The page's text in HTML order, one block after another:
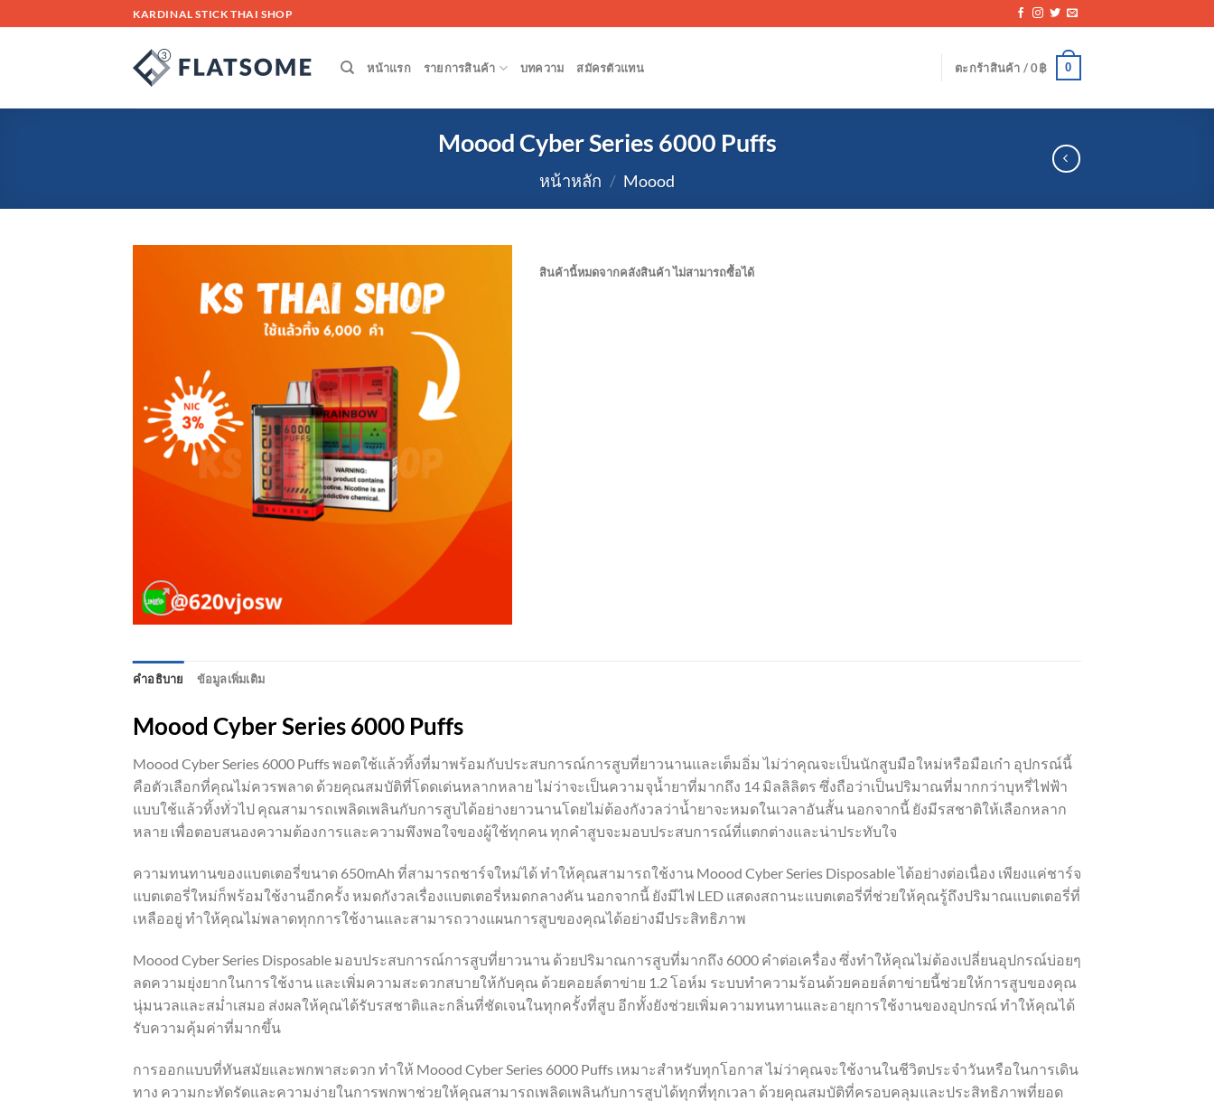
to
KARDINAL STICK THAI SHOP
หน้าแรก รายการสินค้า บทความ สมัครตัวแทน ตะกร้าสินค้า /0฿ 0
Moood Cyber Series 6000 Puffs
หน้าหลัก / Moood
สินค้านี้หมดจากคลังสินค้า ไม่สามารถซื้อได้
คำอธิบาย ข้อมูลเพิ่มเติม
Moood Cyber Series 6000 Puffs
Moood Cyber Series 6000 Puffs พอตใช้แล้วทิ้งที่มาพร้อมกับประสบการณ์การสูบที่ยาวนานและเต็มอิ่ม ไม่ว่าคุณจะเป็นนักสูบมือใหม่หรือมือเก๋า อุปกรณ์นี้
คือตัวเลือกที่คุณไม่ควรพลาด ด้วยคุณสมบัติที่โดดเด่นหลากหลาย ไม่ว่าจะเป็นความจุน้ำยาที่มากถึง 14 มิลลิลิตร ซึ่งถือว่าเป็นปริมาณที่มากกว่าบุหรี่ไฟฟ้า
แบบใช้แล้วทิ้งทั่วไป คุณสามารถเพลิดเพลินกับการสูบได้อย่างยาวนานโดยไม่ต้องกังวลว่าน้ำยาจะหมดในเวลาอันสั้น นอกจากนี้ ยังมีรสชาติให้เลือกหลาก
หลาย เพื่อตอบสนองความต้องการและความพึงพอใจของผู้ใช้ทุกคน ทุกคำสูบจะมอบประสบการณ์ที่แตกต่างและน่าประทับใจ
ความทนทานของแบตเตอรี่ขนาด 650mAh ที่สามารถชาร์จใหม่ได้ ทำให้คุณสามารถใช้งาน Moood Cyber Series Disposable ได้อย่างต่อเนื่อง เพียงแค่ชาร์จ
แบตเตอรี่ใหม่ก็พร้อมใช้งานอีกครั้ง หมดกังวลเรื่องแบตเตอรี่หมดกลางคัน นอกจากนี้ ยังมีไฟ LED แสดงสถานะแบตเตอรี่ที่ช่วยให้คุณรู้ถึงปริมาณแบตเตอรี่ที่
เหลืออยู่ ทำให้คุณไม่พลาดทุกการใช้งานและสามารถวางแผนการสูบของคุณได้อย่างมีประสิทธิภาพ
Moood Cyber Series Disposable มอบประสบการณ์การสูบที่ยาวนาน ด้วยปริมาณการสูบที่มากถึง 6000 คำต่อเครื่อง ซึ่งทำให้คุณไม่ต้องเปลี่ยนอุปกรณ์บ่อยๆ
ลดความยุ่งยากในการใช้งาน และเพิ่มความสะดวกสบายให้กับคุณ ด้วยคอยล์ตาข่าย 1.2 โอห์ม ระบบทำความร้อนด้วยคอยล์ตาข่ายนี้ช่วยให้การสูบของคุณ
นุ่มนวลและสม่ำเสมอ ส่งผลให้คุณได้รับรสชาติและกลิ่นที่ชัดเจนในทุกครั้งที่สูบ อีกทั้งยังช่วยเพิ่มความทนทานและอายุการใช้งานของอุปกรณ์ ทำให้คุณได้
รับความคุ้มค่าที่มากขึ้น
การออกแบบที่ทันสมัยและพกพาสะดวก ทำให้ Moood Cyber Series 6000 Puffs เหมาะสำหรับทุกโอกาส ไม่ว่าคุณจะใช้งานในชีวิตประจำวันหรือในการเดิน
ทาง ความกะทัดรัดและความง่ายในการพกพาช่วยให้คุณสามารถเพลิดเพลินกับการสูบได้ทุกที่ทุกเวลา ด้วยคุณสมบัติที่ครอบคลุมและประสิทธิภาพที่ยอด